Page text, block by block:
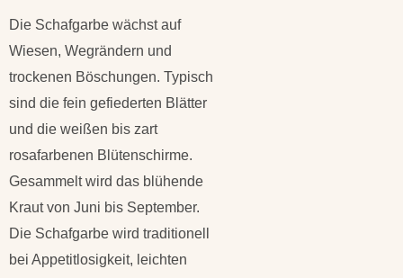
Die Schafgarbe wächst auf
Wiesen, Wegrändern und
trockenen Böschungen. Typisch
sind die fein gefiederten Blätter
und die weißen bis zart
rosafarbenen Blütenschirme.
Gesammelt wird das blühende
Kraut von Juni bis September.
Die Schafgarbe wird traditionell
bei Appetitlosigkeit, leichten